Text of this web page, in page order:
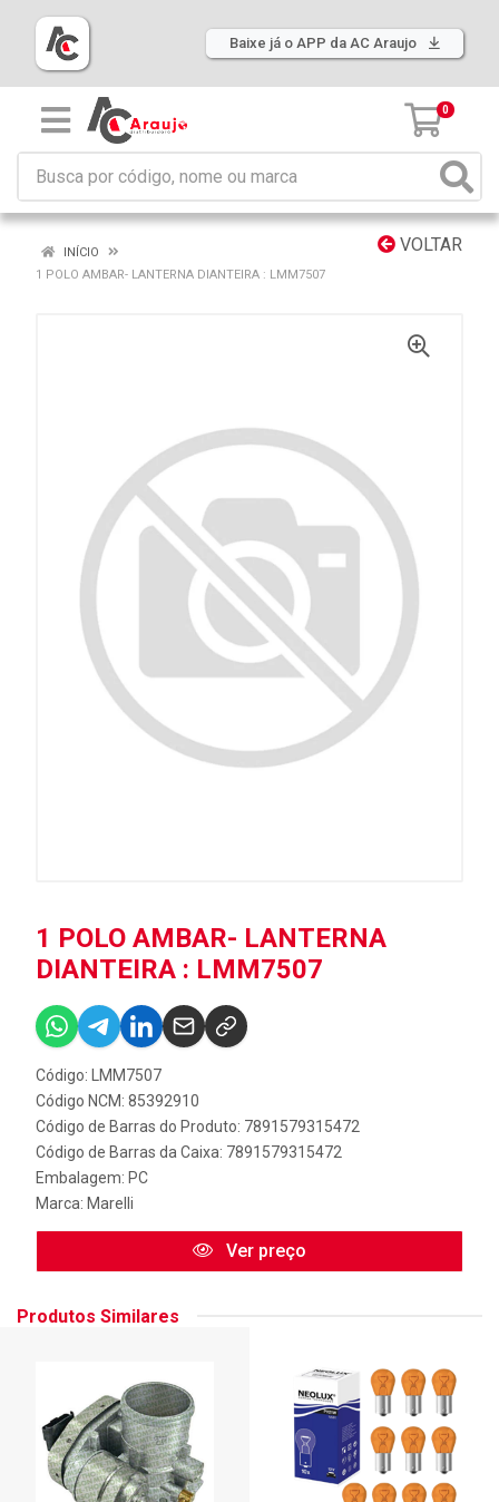
Baixe já o APP da AC Araujo
0
VOLTAR
INÍCIO
1 POLO AMBAR- LANTERNA DIANTEIRA : LMM7507
1 POLO AMBAR- LANTERNA
DIANTEIRA : LMM7507
Código: LMM7507
Código NCM: 85392910
Código de Barras do Produto: 7891579315472
Código de Barras da Caixa: 7891579315472
Embalagem: PC
Marca: Marelli
Ver preço
Produtos Similares